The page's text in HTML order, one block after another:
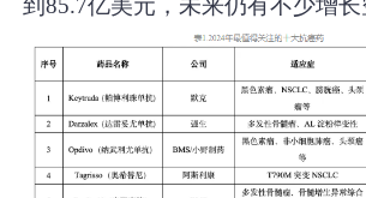
到85.7亿美元，未来仍有不少增长